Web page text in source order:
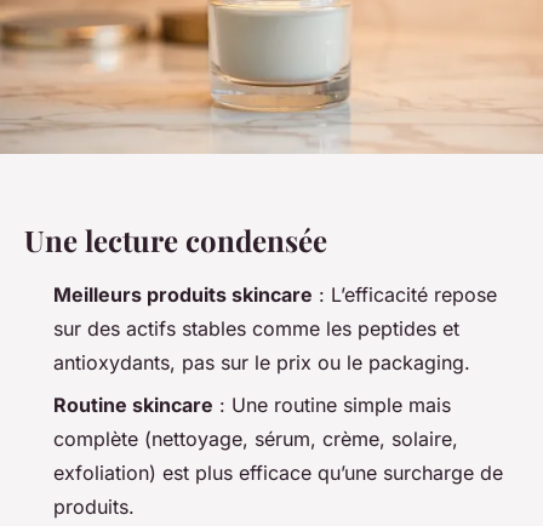
Une lecture condensée
Meilleurs produits skincare : L’efficacité repose
sur des actifs stables comme les peptides et
antioxydants, pas sur le prix ou le packaging.
Routine skincare : Une routine simple mais
complète (nettoyage, sérum, crème, solaire,
exfoliation) est plus efficace qu’une surcharge de
produits.